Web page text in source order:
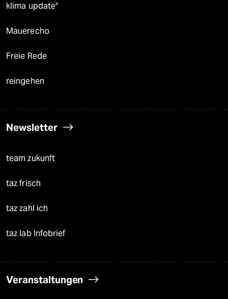
klima update°
Mauerecho
Freie Rede
reingehen
Newsletter
team zukunft
taz frisch
taz zahl ich
taz lab Infobrief
Veranstaltungen